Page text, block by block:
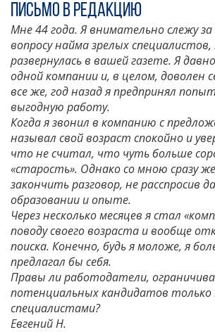
Письмо в редакцию
Мне 44 года. Я внимательно слежу за
вопросу найма зрелых
развернулась в вашей газете. Я
одной компании и, в целом, доволен
все же, год назад я предпринял
выгодную работу.
Когда я звонил в компанию с
называл свой возраст спокойно и
что не считал, что чуть больше
«старость». Однако со мною сразу
закончить разговор, не расспросив
образовании и опыте.
Через несколько месяцев я стал
поводу своего возраста и вообще
поиска. Конечно, будь я моложе, я
предлагал бы себя.
Правы ли работодатели,
потенциальных кандидатов
специалистами?
Евгений Н.